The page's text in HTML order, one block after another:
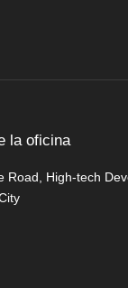
la oficina
Road, High-tech